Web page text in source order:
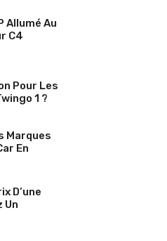
Allumé Au
C4
Pour Les
1 ?
Marques
En
D’une
Un